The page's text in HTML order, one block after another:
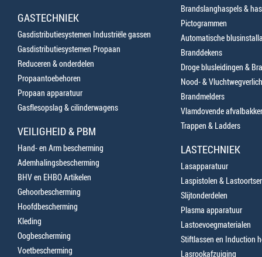
GASTECHNIEK
Gasdistributiesystemen Industriële gassen
Gasdistributiesystemen Propaan
Reduceren & onderdelen
Propaantoebehoren
Propaan apparatuur
Gasflesopslag & cilinderwagens
VEILIGHEID & PBM
Hand- en Arm bescherming
Ademhalingsbescherming
BHV en EHBO Artikelen
Gehoorbescherming
Hoofdbescherming
Kleding
Oogbescherming
Voetbescherming
Brandslanghaspels &
Pictogrammen
Automatische
Branddekens
Droge blusleidingen &
Nood- &
Brandmelders
Vlamdovende
Trappen & Ladders
LASTECHNIEK
Lasapparatuur
Laspistolen &
Slijtonderdelen
Plasma apparatuur
Lastoevoegmaterialen
Stiftlassen en Induction
Lasrookafzuiging